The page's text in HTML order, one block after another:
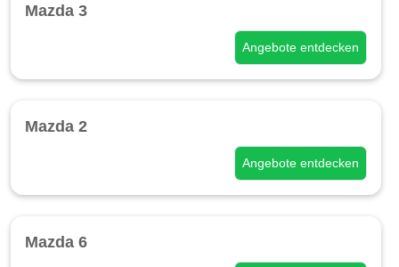
Mazda 3
Angebote entdecken
Mazda 2
Angebote entdecken
Mazda 6